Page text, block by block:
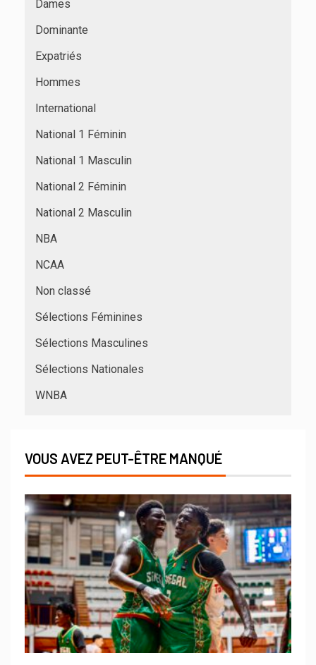
Dames
Dominante
Expatriés
Hommes
International
National 1 Féminin
National 1 Masculin
National 2 Féminin
National 2 Masculin
NBA
NCAA
Non classé
Sélections Féminines
Sélections Masculines
Sélections Nationales
WNBA
VOUS AVEZ PEUT-ÊTRE MANQUÉ